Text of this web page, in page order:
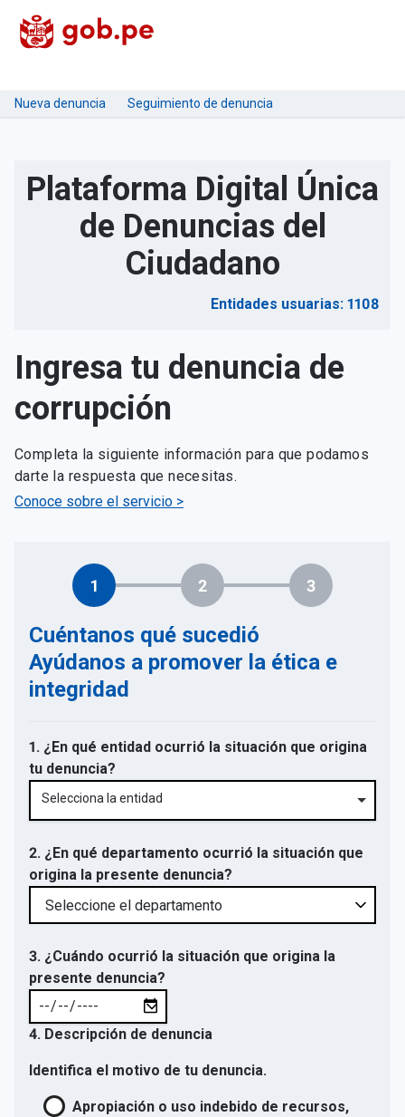
Nueva denuncia Seguimiento de denuncia
Plataforma Digital Única
de Denuncias del
Ciudadano
Entidades usuarias: 1108
Ingresa tu denuncia de
corrupción
Completa la siguiente información para que podamos
darte la respuesta que necesitas.
Conoce sobre el servicio >
1 2 3
Cuéntanos qué sucedió
Ayúdanos a promover la ética e
integridad
1. ¿En qué entidad ocurrió la situación que origina
tu denuncia?
Selecciona la entidad
2. ¿En qué departamento ocurrió la situación que
origina la presente denuncia?
3. ¿Cuándo ocurrió la situación que origina la
presente denuncia?
4. Descripción de denuncia
Identifica el motivo de tu denuncia.
Apropiación o uso indebido de recursos,